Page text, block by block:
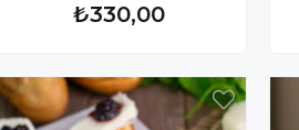
₺330,00